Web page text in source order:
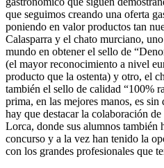
que seguimos creando una oferta
poniendo en valor productos tan
Calasparra y el chato murciano,
mundo en obtener el sello de
(el mayor reconocimiento a nivel
producto que la ostenta) y otro, el
también el sello de calidad “100%
prima, en las mejores manos, es
hay que destacar la colaboración
Lorca, donde sus alumnos también
concurso y a la vez han tenido la
con los grandes profesionales que